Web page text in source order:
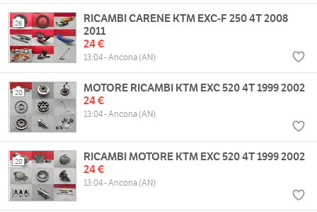
26
RICAMBI CARENE KTM EXC-F 250 4T 2008
2011
24 €
13:04 - Ancona (AN)
20
MOTORE RICAMBI KTM EXC 520 4T 1999 2002
24 €
13:04 - Ancona (AN)
20
RICAMBI MOTORE KTM EXC 520 4T 1999 2002
24 €
13:04 - Ancona (AN)